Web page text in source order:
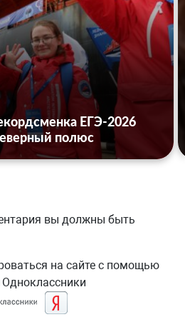
ЕГЭ-2026
полюс
вы должны быть
на сайте с помощью